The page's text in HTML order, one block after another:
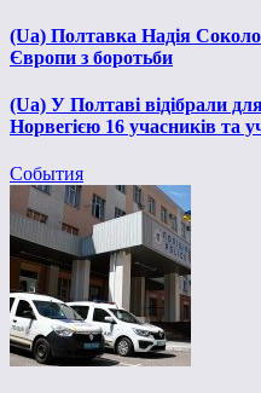
(Ua) Полтавка Надія
Європи з боротьби
(Ua) У Полтаві відібрали
Норвегією 16 учасників та
События